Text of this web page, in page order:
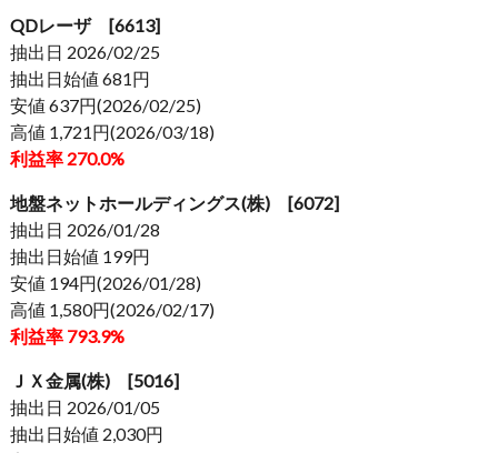
QDレーザ [6613]
抽出日 2026/02/25
抽出日始値 681円
安値 637円(2026/02/25)
高値 1,721円(2026/03/18)
利益率 270.0%
地盤ネットホールディングス(株) [6072]
抽出日 2026/01/28
抽出日始値 199円
安値 194円(2026/01/28)
高値 1,580円(2026/02/17)
利益率 793.9%
ＪＸ金属(株) [5016]
抽出日 2026/01/05
抽出日始値 2,030円